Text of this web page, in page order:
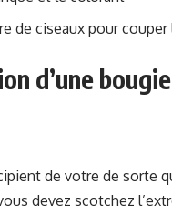
de ciseaux pour
d’une
de votre de sorte
devez scotchez